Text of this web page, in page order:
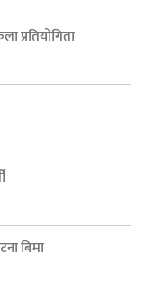
प्रतियोगिता
बिमा